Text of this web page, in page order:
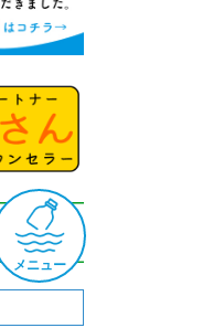
メニュー